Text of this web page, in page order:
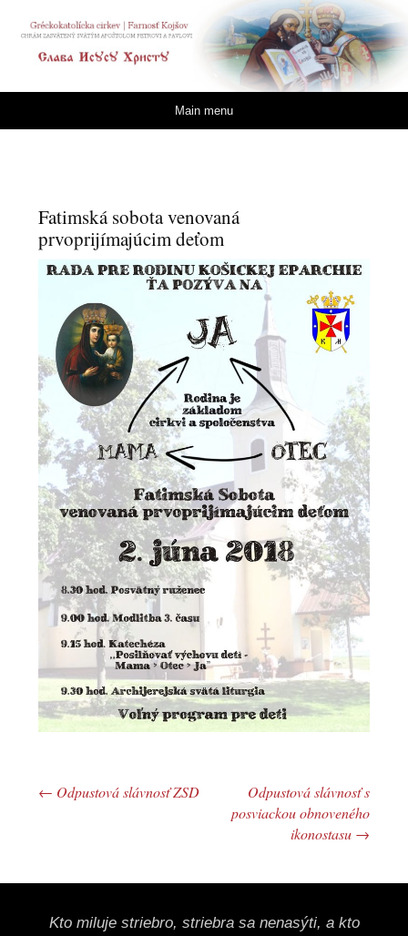
Gréckokatolícka cirkev
| Farnosť Kojšov
Main menu
Fatimská sobota venovaná
prvoprijímajúcim deťom
Post navigation
← Odpustová slávnosť ZSD
Odpustová slávnosť s
posviackou obnoveného
ikonostasu →
Kto miluje striebro, striebra sa nenasýti, a kto